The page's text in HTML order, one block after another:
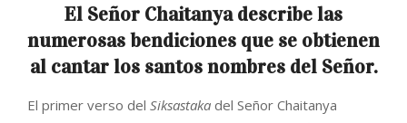
El Señor Chaitanya describe las
numerosas bendiciones que se obtienen
al cantar los santos nombres del Señor.
El primer verso del Siksastaka del Señor Chaitanya